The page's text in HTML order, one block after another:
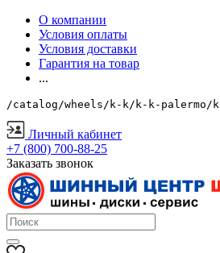
О компании
Условия оплаты
Условия доставки
Гарантия на товар
...
/catalog/wheels/k-k/k-k-palermo/
Личный кабинет
+7 (800) 700-88-25
Заказать звонок